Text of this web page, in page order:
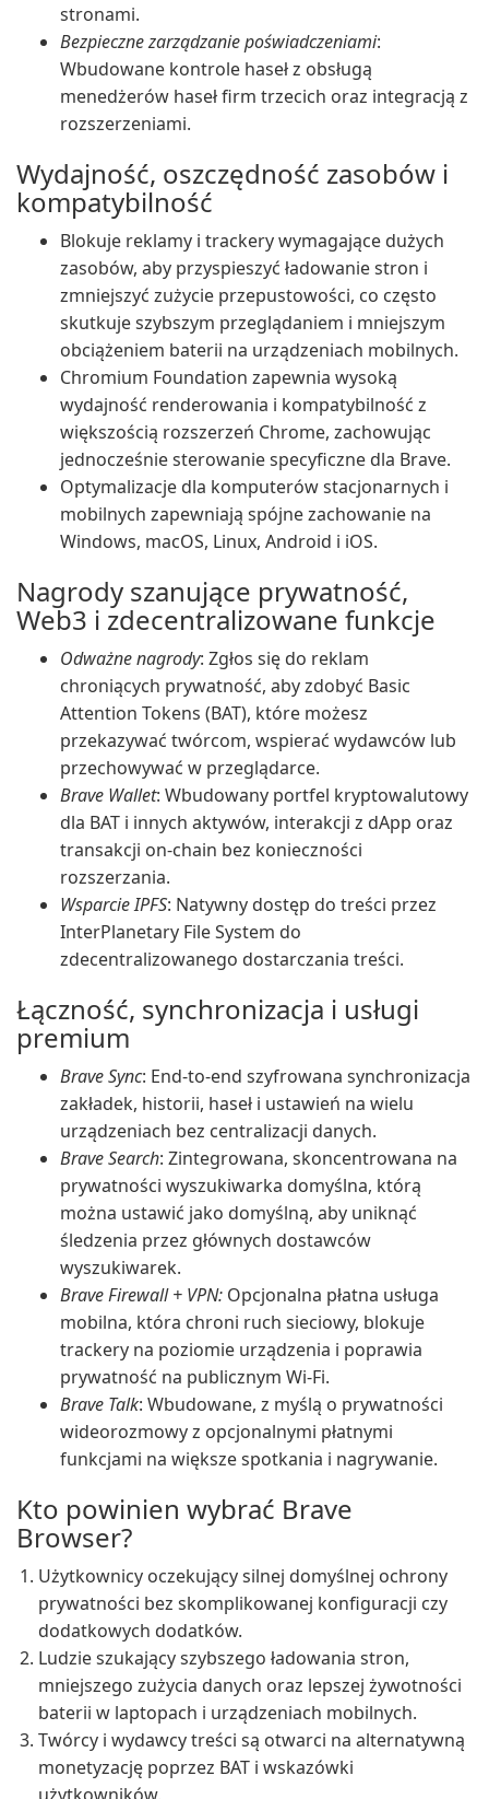
stronami.
Bezpieczne zarządzanie poświadczeniami:
Wbudowane kontrole haseł z obsługą
menedżerów haseł firm trzecich oraz integracją z
rozszerzeniami.
Wydajność, oszczędność zasobów i
kompatybilność
Blokuje reklamy i trackery wymagające dużych
zasobów, aby przyspieszyć ładowanie stron i
zmniejszyć zużycie przepustowości, co często
skutkuje szybszym przeglądaniem i mniejszym
obciążeniem baterii na urządzeniach mobilnych.
Chromium Foundation zapewnia wysoką
wydajność renderowania i kompatybilność z
większością rozszerzeń Chrome, zachowując
jednocześnie sterowanie specyficzne dla Brave.
Optymalizacje dla komputerów stacjonarnych i
mobilnych zapewniają spójne zachowanie na
Windows, macOS, Linux, Android i iOS.
Nagrody szanujące prywatność,
Web3 i zdecentralizowane funkcje
Odważne nagrody: Zgłos się do reklam
chroniących prywatność, aby zdobyć Basic
Attention Tokens (BAT), które możesz
przekazywać twórcom, wspierać wydawców lub
przechowywać w przeglądarce.
Brave Wallet: Wbudowany portfel kryptowalutowy
dla BAT i innych aktywów, interakcji z dApp oraz
transakcji on-chain bez konieczności
rozszerzania.
Wsparcie IPFS: Natywny dostęp do treści przez
InterPlanetary File System do
zdecentralizowanego dostarczania treści.
Łączność, synchronizacja i usługi
premium
Brave Sync: End-to-end szyfrowana synchronizacja
zakładek, historii, haseł i ustawień na wielu
urządzeniach bez centralizacji danych.
Brave Search: Zintegrowana, skoncentrowana na
prywatności wyszukiwarka domyślna, którą
można ustawić jako domyślną, aby uniknąć
śledzenia przez głównych dostawców
wyszukiwarek.
Brave Firewall + VPN: Opcjonalna płatna usługa
mobilna, która chroni ruch sieciowy, blokuje
trackery na poziomie urządzenia i poprawia
prywatność na publicznym Wi-Fi.
Brave Talk: Wbudowane, z myślą o prywatności
wideorozmowy z opcjonalnymi płatnymi
funkcjami na większe spotkania i nagrywanie.
Kto powinien wybrać Brave
Browser?
Użytkownicy oczekujący silnej domyślnej ochrony
prywatności bez skomplikowanej konfiguracji czy
dodatkowych dodatków.
Ludzie szukający szybszego ładowania stron,
mniejszego zużycia danych oraz lepszej żywotności
baterii w laptopach i urządzeniach mobilnych.
Twórcy i wydawcy treści są otwarci na alternatywną
monetyzację poprzez BAT i wskazówki